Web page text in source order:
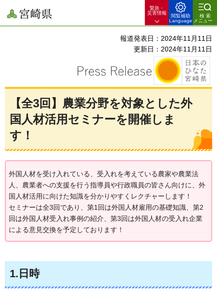
宮崎県
緊急・
災害情報
閲覧補助
Language
検索
メニュー
報道発表日：2024年11月11日
更新日：2024年11月11日
【全3回】農業分野を対象とした外
国人材活用セミナーを開催しま
す！
外国人材を受け入れている、受入れを考えている農家や農業法
人、農業者への支援を行う指導員や行政職員の皆さん向けに、外
国人材活用に向けた知識を分かりやすくレクチャーします！
セミナーは全3回であり、第1回は外国人材雇用の基礎知識、第2
回は外国人材受入れ事例の紹介、第3回は外国人材の受入れ企業
による意見交換を予定しております！
1.日時